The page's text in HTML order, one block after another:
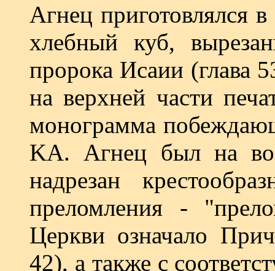
Агнец приготовлялся
хлебный куб,
пророка Исаии (глава
на верхней части
монограмма
KA. Агнец был на
надрезан
преломления -
Церкви означало
42), а также с